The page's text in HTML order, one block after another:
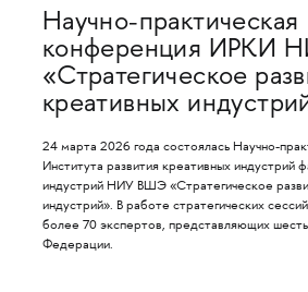
Научно-практическая
конференция ИРКИ
«Стратегическое
креативных
24 марта 2026 года состоялась Научно-
Института развития креативных индустрий
индустрий НИУ ВШЭ «Стратегическое
индустрий». В работе стратегических
более 70 экспертов, представляющих
Федерации.